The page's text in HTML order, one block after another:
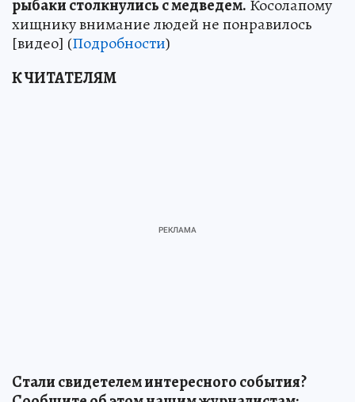
рыбаки столкнулись с медведем. Косолапому
хищнику внимание людей не понравилось
[видео] (Подробности)
К ЧИТАТЕЛЯМ
Стали свидетелем интересного события?